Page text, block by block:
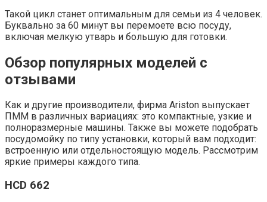
Такой цикл станет оптимальным для семьи из 4 человек.
Буквально за 60 минут вы перемоете всю посуду,
включая мелкую утварь и большую для готовки.
Обзор популярных моделей с
отзывами
Как и другие производители, фирма Ariston выпускает
ПММ в различных вариациях: это компактные, узкие и
полноразмерные машины. Также вы можете подобрать
посудомойку по типу установки, который вам подходит:
встроенную или отдельностоящую модель. Рассмотрим
яркие примеры каждого типа.
HCD 662